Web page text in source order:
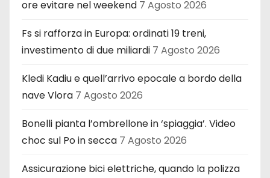
ore evitare nel weekend 7 Agosto 2026
Fs si rafforza in Europa: ordinati 19 treni,
investimento di due miliardi 7 Agosto 2026
Kledi Kadiu e quell’arrivo epocale a bordo della
nave Vlora 7 Agosto 2026
Bonelli pianta l’ombrellone in ‘spiaggia’. Video
choc sul Po in secca 7 Agosto 2026
Assicurazione bici elettriche, quando la polizza